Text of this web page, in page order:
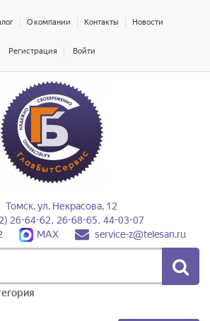
О компании Контакты Новости
Регистрация Войти
Томск, ул. Некрасова, 12
26-64-62, 26-68-65, 44-03-07
MAX service-z@telesan.ru